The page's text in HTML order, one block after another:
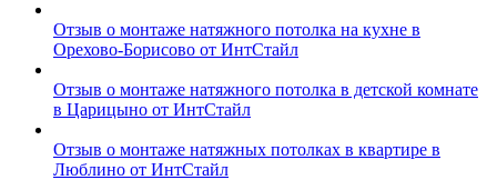
Отзыв о монтаже натяжного потолка на кухне в
Орехово-Борисово от ИнтСтайл
Отзыв о монтаже натяжного потолка в детской комнате
в Царицыно от ИнтСтайл
Отзыв о монтаже натяжных потолках в квартире в
Люблино от ИнтСтайл